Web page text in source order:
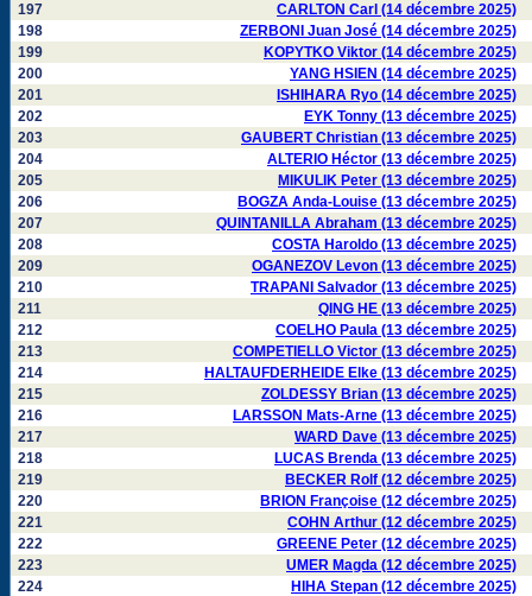
197
CARLTON Carl (14 décembre 2025)
198
ZERBONI Juan José (14 décembre 2025)
199
KOPYTKO Viktor (14 décembre 2025)
200
YANG HSIEN (14 décembre 2025)
201
ISHIHARA Ryo (14 décembre 2025)
202
EYK Tonny (13 décembre 2025)
203
GAUBERT Christian (13 décembre 2025)
204
ALTERIO Héctor (13 décembre 2025)
205
MIKULIK Peter (13 décembre 2025)
206
BOGZA Anda-Louise (13 décembre 2025)
207
QUINTANILLA Abraham (13 décembre 2025)
208
COSTA Haroldo (13 décembre 2025)
209
OGANEZOV Levon (13 décembre 2025)
210
TRAPANI Salvador (13 décembre 2025)
211
QING HE (13 décembre 2025)
212
COELHO Paula (13 décembre 2025)
213
COMPETIELLO Victor (13 décembre 2025)
214
HALTAUFDERHEIDE Elke (13 décembre 2025)
215
ZOLDESSY Brian (13 décembre 2025)
216
LARSSON Mats-Arne (13 décembre 2025)
217
WARD Dave (13 décembre 2025)
218
LUCAS Brenda (13 décembre 2025)
219
BECKER Rolf (12 décembre 2025)
220
BRION Françoise (12 décembre 2025)
221
COHN Arthur (12 décembre 2025)
222
GREENE Peter (12 décembre 2025)
223
UMER Magda (12 décembre 2025)
224
HIHA Stepan (12 décembre 2025)